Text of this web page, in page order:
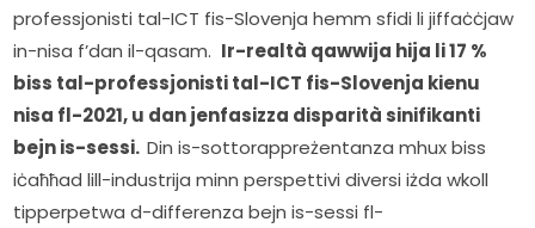
professjonisti tal-ICT fis-Slovenja hemm sfidi li jiffaċċjaw
in-nisa f’dan il-qasam. Ir-realtà qawwija hija li 17 %
biss tal-professjonisti tal-ICT fis-Slovenja kienu
nisa fl-2021, u dan jenfasizza disparità sinifikanti
bejn is-sessi. Din is-sottorappreżentanza mhux biss
iċaħħad lill-industrija minn perspettivi diversi iżda wkoll
tipperpetwa d-differenza bejn is-sessi fl-